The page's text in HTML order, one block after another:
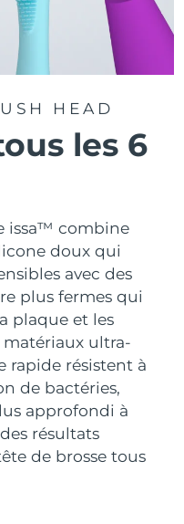
HEAD
les 6
issa™ combine
doux qui
avec des
plus fermes qui
plaque et les
matériaux ultra-
rapide résistent à
de bactéries,
approfondi à
résultats
de brosse tous